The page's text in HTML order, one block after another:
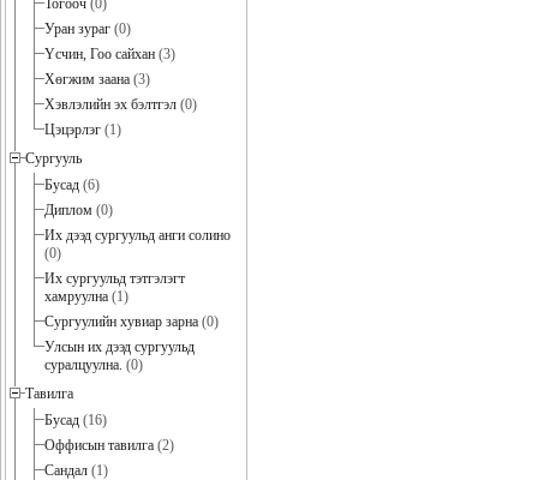
Тогооч (0)
Уран зураг (0)
Үсчин, Гоо сайхан (3)
Хөгжим заана (3)
Хэвлэлийн эх бэлтгэл (0)
Цэцэрлэг (1)
Сургууль
Бусад (6)
Диплом (0)
Их дээд сургуульд анги солино
(0)
Их сургуульд тэтгэлэгт
хамруулна (1)
Сургуулийн хувиар зарна (0)
Улсын их дээд сургуульд
суралцуулна. (0)
Тавилга
Бусад (16)
Оффисын тавилга (2)
Сандал (1)